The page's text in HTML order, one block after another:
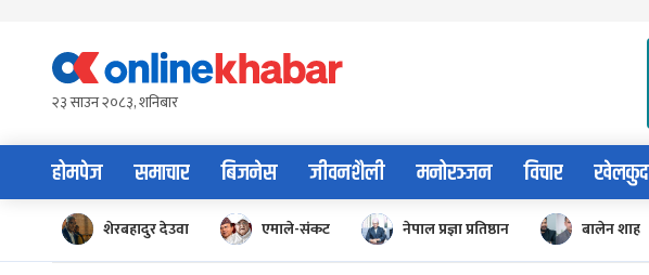
content२३ साउन २०८३, शनिबार
होमपेज समाचार बिजनेस जीवनशैली मनोरञ्जन विचार खेलकुद
शेरबहादुर देउवा एमाले-संकट नेपाल प्रज्ञा प्रतिष्ठान बालेन शाह